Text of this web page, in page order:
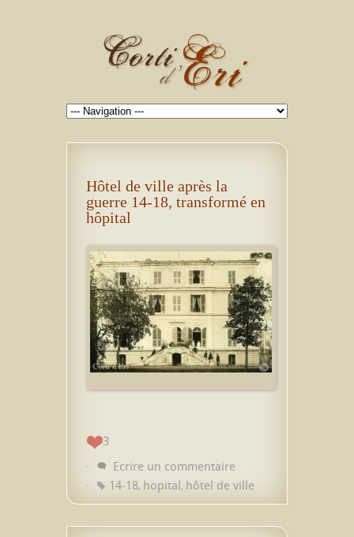
Hôtel de ville après la
guerre 14-18, transformé en
hôpital
3
Ecrire un commentaire
14-18, hopital, hôtel de ville